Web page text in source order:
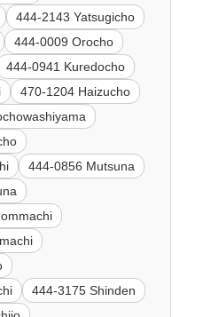
444-2143 Yatsugicho
444-0009 Orocho
444-0941 Kuredocho
470-1204 Haizucho
444-0856 Mutsuna
444-3175 Shinden